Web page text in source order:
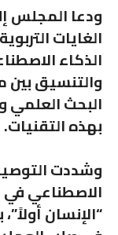
ودعا المجلس
الغايات
الذكاء
والتنسيق بين
البحث العلمي
بهذه التقنيات.
وشددت
الاصطناعي في
“الإنسان